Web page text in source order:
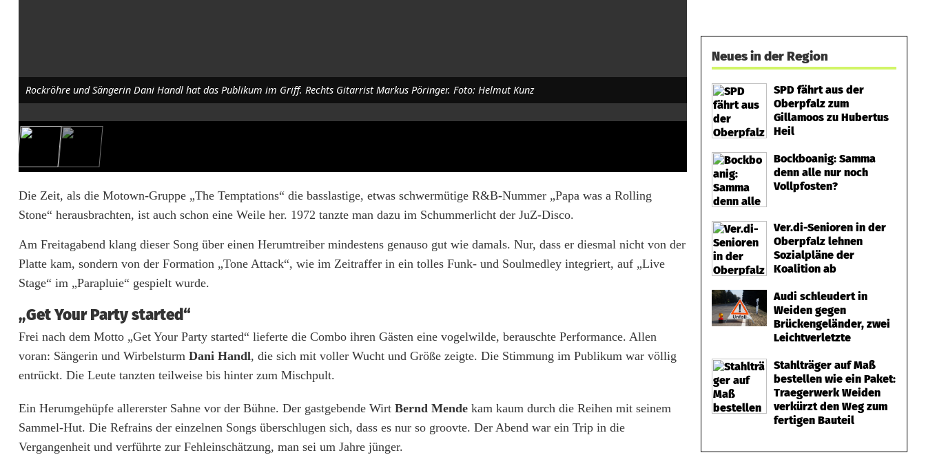
n
s
i
c
h
d
e
B
o
o
m
e
Rockröhre und Sängerin Dani Handl hat das Publikum im Griff. Rechts Gitarrist Markus Pöringer. Foto: Helmut Kunz
Die Zeit, als die Motown-Gruppe „The Temptations“ die basslastige, etwas schwermütige R&B-Nummer „Papa was a Rolling
Stone“ herausbrachten, ist auch schon eine Weile her. 1972 tanzte man dazu im Schummerlicht der JuZ-Disco.
Am Freitagabend klang dieser Song über einen Herumtreiber mindestens genauso gut wie damals. Nur, dass er diesmal nicht von der
Platte kam, sondern von der Formation „Tone Attack“, wie im Zeitraffer in ein tolles Funk- und Soulmedley integriert, auf „Live
Stage“ im „Parapluie“ gespielt wurde.
„Get Your Party started“
Frei nach dem Motto „Get Your Party started“ lieferte die Combo ihren Gästen eine vogelwilde, berauschte Performance. Allen
voran: Sängerin und Wirbelsturm Dani Handl, die sich mit voller Wucht und Größe zeigte. Die Stimmung im Publikum war völlig
entrückt. Die Leute tanzten teilweise bis hinter zum Mischpult.
Ein Herumgehüpfe allererster Sahne vor der Bühne. Der gastgebende Wirt Bernd Mende kam kaum durch die Reihen mit seinem
Sammel-Hut. Die Refrains der einzelnen Songs überschlugen sich, dass es nur so groovte. Der Abend war ein Trip in die
Vergangenheit und verführte zur Fehleinschätzung, man sei um Jahre jünger.
Neues in der Region
SPD fährt aus der
Oberpfalz zum
Gillamoos zu Hubertus
Heil
Bockboanig: Samma
denn alle nur noch
Vollpfosten?
Ver.di-Senioren in der
Oberpfalz lehnen
Sozialpläne der
Koalition ab
Audi schleudert in
Weiden gegen
Brückengeländer, zwei
Leichtverletzte
Stahlträger auf Maß
bestellen wie ein Paket:
Traegerwerk Weiden
verkürzt den Weg zum
fertigen Bauteil